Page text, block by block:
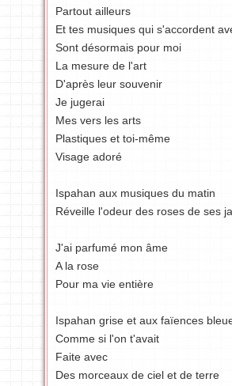
Partout ailleurs
Et tes musiques qui s'accordent
Sont désormais pour moi
La mesure de l'art
D'après leur souvenir
Je jugerai
Mes vers les arts
Plastiques et toi-même
Visage adoré
Ispahan aux musiques du matin
Réveille l'odeur des roses de ses
J'ai parfumé mon âme
A la rose
Pour ma vie entière
Ispahan grise et aux faïences
Comme si l'on t'avait
Faite avec
Des morceaux de ciel et de terre